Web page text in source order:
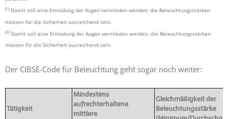
(c)Damit soll eine Ermüdung der Augen vermieden werden; die Beleuchtungsstärken
müssen für die Sicherheit ausreichend sein.
(d)Damit soll eine Ermüdung der Augen vermieden werden; die Beleuchtungsstärken
müssen für die Sicherheit ausreichend sein.
Der CIBSE-Code für Beleuchtung geht sogar noch weiter:
Tätigkeit
Mindestens
aufrechterhaltene
mittlere
Gleichmäßigkeit der
Beleuchtungsstärke